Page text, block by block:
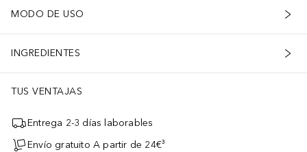
MODO DE USO
INGREDIENTES
TUS VENTAJAS
Entrega 2-3 días laborables
Envío gratuito A partir de 24€³